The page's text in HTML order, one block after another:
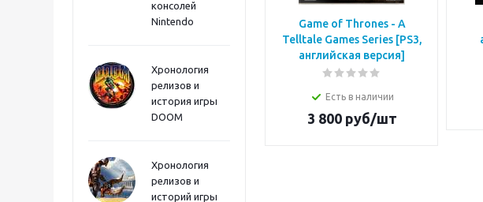
консолей
Nintendo
Хронология
релизов и
история игры
DOOM
Хронология
релизов и
историй игры
Sword PS5
Game of Thrones - A
Telltale Games Series [РS3,
английская версия]
Есть в наличии
3 800руб/шт